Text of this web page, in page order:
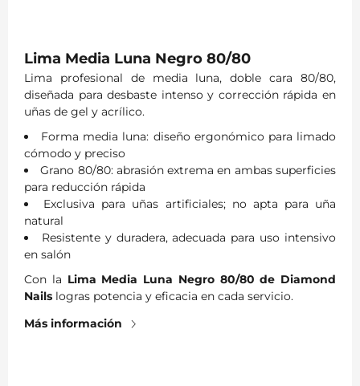
Lima Media Luna Negro 80/80
Lima profesional de media luna, doble cara 80/80,
diseñada para desbaste intenso y corrección rápida en
uñas de gel y acrílico.
Forma media luna: diseño ergonómico para limado
cómodo y preciso
Grano 80/80: abrasión extrema en ambas superficies
para reducción rápida
Exclusiva para uñas artificiales; no apta para uña
natural
Resistente y duradera, adecuada para uso intensivo
en salón
Con la Lima Media Luna Negro 80/80 de Diamond
Nails logras potencia y eficacia en cada servicio.
Más información